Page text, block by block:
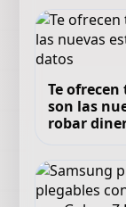
Te
son las
robar